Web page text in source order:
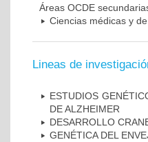
Áreas OCDE
Ciencias médicas y
Lineas de
ESTUDIOS
DE ALZHEIMER
DESARROLLO
GENÉTICA DEL